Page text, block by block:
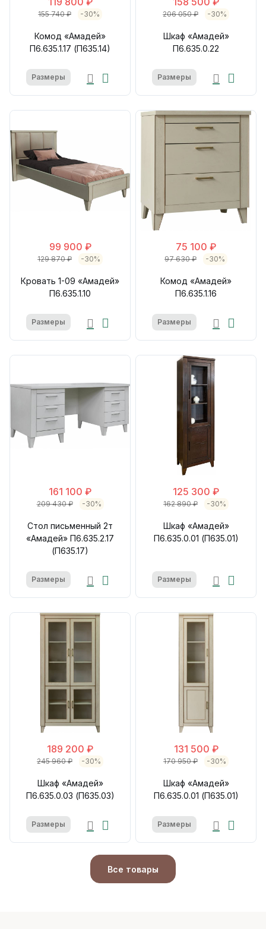
155 740 ₽ -30%
Комод «Амадей»
П6.635.1.17 (П635.14)
Размеры
206 050 ₽ -30%
Шкаф «Амадей»
П6.635.0.22
Размеры
99 900 ₽
129 870 ₽ -30%
Кровать 1-09 «Амадей»
П6.635.1.10
Размеры
75 100 ₽
97 630 ₽ -30%
Комод «Амадей»
П6.635.1.16
Размеры
161 100 ₽
209 430 ₽ -30%
Стол письменный 2т
«Амадей» П6.635.2.17
(П635.17)
Размеры
125 300 ₽
162 890 ₽ -30%
Шкаф «Амадей»
П6.635.0.01 (П635.01)
Размеры
189 200 ₽
245 960 ₽ -30%
Шкаф «Амадей»
П6.635.0.03 (П635.03)
Размеры
131 500 ₽
170 950 ₽ -30%
Шкаф «Амадей»
П6.635.0.01 (П635.01)
Размеры
Все товары